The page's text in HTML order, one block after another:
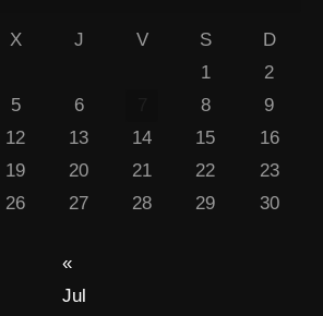
X J V S
D
1
2
5 6 8
9
12 13 14 15
16
19 20 21 22
23
26 27 28 29
30
«
Jul